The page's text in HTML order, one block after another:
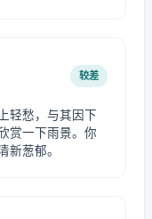
较差
轻愁，与其因下
赏一下雨景。你
新葱郁。